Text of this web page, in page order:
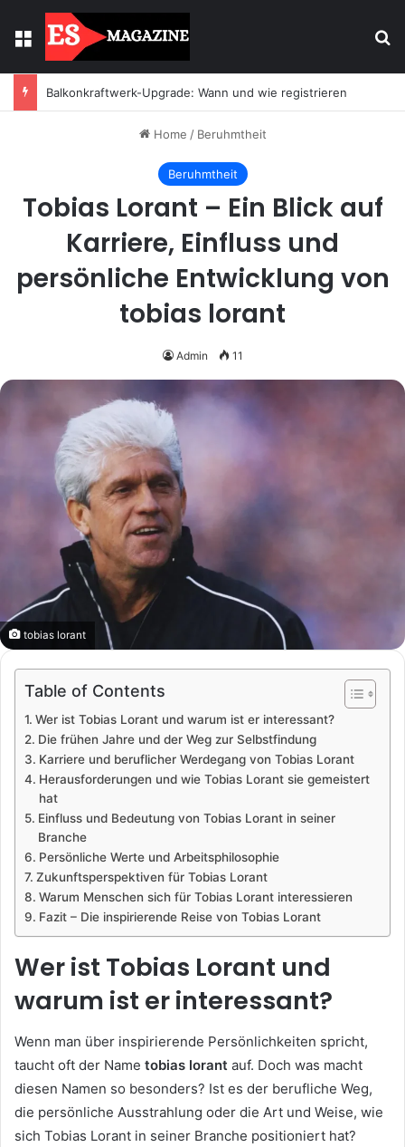
Menu
Balkonkraftwerk-Upgrade: Wann und wie registrieren
Home / Beruhmtheit
Beruhmtheit
Tobias Lorant – Ein Blick auf
Karriere, Einfluss und
persönliche Entwicklung von
tobias lorant
Admin 11
tobias lorant
Table of Contents
Wer ist Tobias Lorant und warum ist er interessant?
Die frühen Jahre und der Weg zur Selbstfindung
Karriere und beruflicher Werdegang von Tobias Lorant
Herausforderungen und wie Tobias Lorant sie gemeistert
hat
Einfluss und Bedeutung von Tobias Lorant in seiner
Branche
Persönliche Werte und Arbeitsphilosophie
Zukunftsperspektiven für Tobias Lorant
Warum Menschen sich für Tobias Lorant interessieren
Fazit – Die inspirierende Reise von Tobias Lorant
Wer ist Tobias Lorant und
warum ist er interessant?
Wenn man über inspirierende Persönlichkeiten spricht,
taucht oft der Name tobias lorant auf. Doch was macht
diesen Namen so besonders? Ist es der berufliche Weg,
die persönliche Ausstrahlung oder die Art und Weise, wie
sich Tobias Lorant in seiner Branche positioniert hat?